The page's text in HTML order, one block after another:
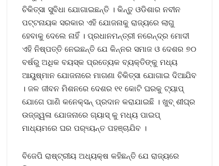
ଚିକିତ୍ସା ସୁବିଧା ଯୋଗାଇଛନ୍ତି । କିନ୍ତୁ ଓଡିଶାର ନବୀନ
ପଟ୍ଟନାୟକ ସରକାର ଏହି ଯୋଜନାକୁ ରାଜ୍ୟରେ ଲାଗୁ
ହେବାକୁ ଦେଲେ ନାହିଁ । ପ୍ରଧାନମନ୍ତ୍ରୀ ନରେନ୍ଦ୍ର ମୋଦୀ
ଏହି ନିଷ୍ପତ୍ତି ନେଇଛନ୍ତି ଯେ କିନ୍ନର ସମାଜ ଓ ଦେଶର ୭୦
ବର୍ଷରୁ ଅଧିକ ବୟସ୍କ ପ୍ରତ୍ୟେକ ବ୍ୟକ୍ତିଙ୍କୁ ମଧ୍ୟ
ଆୟୁଷ୍ମାନ ଯୋଜନାରେ ମାଗଣା ଚିକିତ୍ସା ଯୋଗାଇ ଦିଆଯିବ
। ଜଳ ଜୀବନ ମିଶନରେ ଦେଶର ୧୧ କୋଟି ଘରକୁ ଟ୍ୟାପ୍
ଯୋଗେ ପାଣି କନେକ୍ସନ୍ ପ୍ରଦାନ କରାଯାଇଛି । ଖୁବ୍ ଶୀଘ୍ର
ଉଜ୍ଜ୍ୱଳା ଯୋଜନାରେ ଗ୍ୟାସ୍ କୁ ମଧ୍ୟ ପାଇପ୍
ମାଧ୍ୟମରେ ଘର ପର‌୍ୟ୍ୟନ୍ତ ପହଞ୍ଚାଯିବ ।
ବିଜେପି ରାଷ୍ଟ୍ରୀୟ ଅଧ୍ୟକ୍ଷ କହିଛନ୍ତି ଯେ ରାଜ୍ୟରେ